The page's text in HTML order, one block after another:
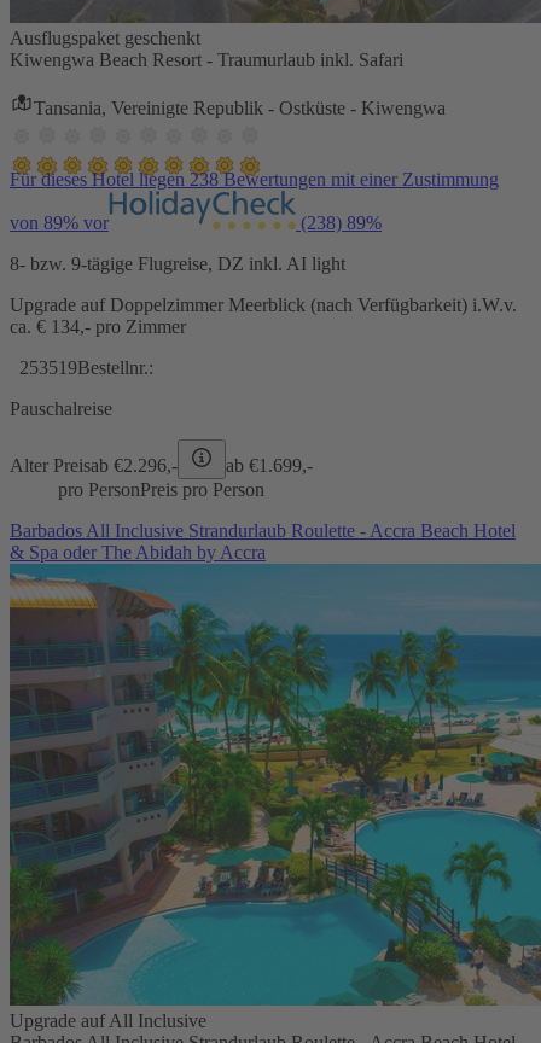
Ausflugspaket geschenkt
Kiwengwa Beach Resort - Traumurlaub inkl. Safari
Tansania, Vereinigte Republik - Ostküste - Kiwengwa
Für dieses Hotel liegen 238 Bewertungen mit einer Zustimmung
von 89% vor (238) 89%
8- bzw. 9-tägige Flugreise, DZ inkl. AI light
Upgrade auf Doppelzimmer Meerblick (nach Verfügbarkeit) i.W.v.
ca. € 134,- pro Zimmer
253519Bestellnr.:
Pauschalreise
Alter Preisab €2.296,- ab €1.699,-
pro PersonPreis pro Person
Barbados All Inclusive Strandurlaub Roulette - Accra Beach Hotel
& Spa oder The Abidah by Accra
Upgrade auf All Inclusive